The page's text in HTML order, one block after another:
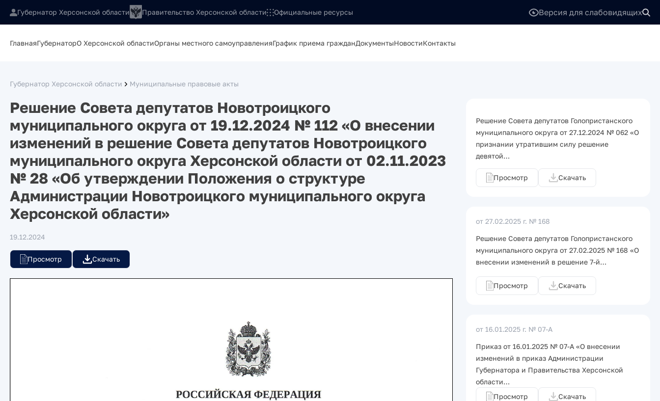
Губернатор Херсонской области Правительство Херсонской области Официальные ресурсы Версия для слабовидящих
ГлавнаяГубернаторО Херсонской областиОрганы местного самоуправленияГрафик приема гражданДокументыНовостиКонтакты
Губернатор Херсонской области Муниципальные правовые акты
Решение Совета депутатов Новотроицкого
муниципального округа от 19.12.2024 № 112 «О внесении
изменений в решение Совета депутатов Новотроицкого
муниципального округа Херсонской области от 02.11.2023
№ 28 «Об утверждении Положения о структуре
Администрации Новотроицкого муниципального округа
Херсонской области»
19.12.2024
Просмотр Скачать
Решение Совета депутатов Голопристанского
муниципального округа от 27.12.2024 № 062 «О
признании утратившим силу решение
девятой…
Просмотр Скачать
от 27.02.2025 г. № 168
Решение Совета депутатов Голопристанского
муниципального округа от 27.02.2025 № 168 «О
внесении изменений в решение 7-й…
Просмотр Скачать
от 16.01.2025 г. № 07-А
Приказ от 16.01.2025 № 07-А «О внесении
изменений в приказ Администрации
Губернатора и Правительства Херсонской
области…
Просмотр
Скачать